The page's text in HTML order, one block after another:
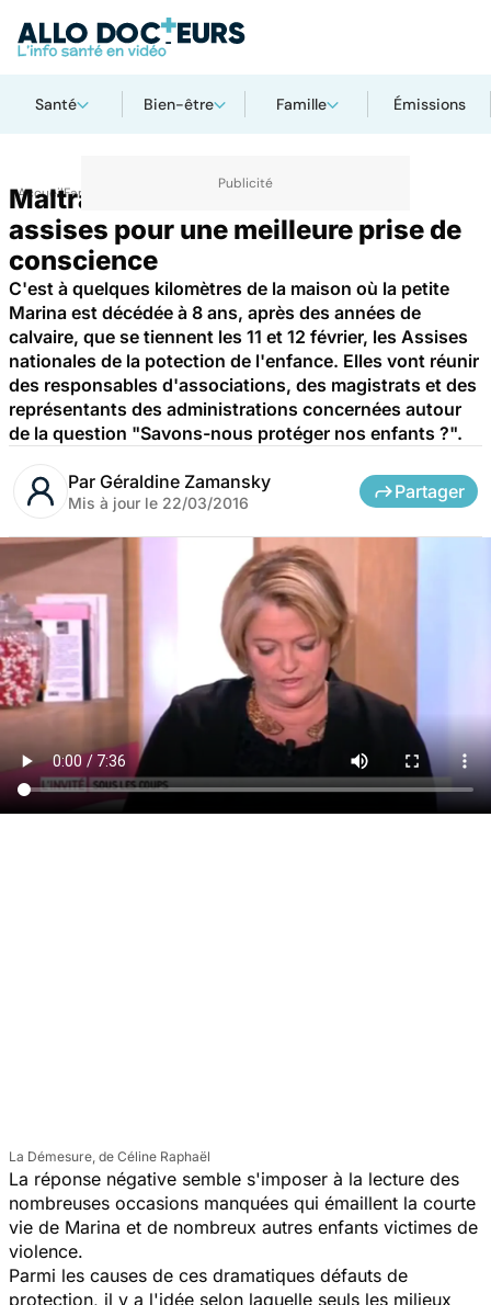
Santé Bien-être Famille Émissions
AccueilFamille
Maltraitance des enfants : des
assises pour une meilleure prise de
conscience
C'est à quelques kilomètres de la maison où la petite
Marina est décédée à 8 ans, après des années de
calvaire, que se tiennent les 11 et 12 février, les Assises
nationales de la potection de l'enfance. Elles vont réunir
des responsables d'associations, des magistrats et des
représentants des administrations concernées autour
de la question "Savons-nous protéger nos enfants ?".
Par Géraldine Zamansky
Mis à jour le 22/03/2016
Partager
La Démesure, de Céline Raphaël
La réponse négative semble s'imposer à la lecture des
nombreuses occasions manquées qui émaillent la courte
vie de Marina et de nombreux autres enfants victimes de
violence.
Parmi les causes de ces dramatiques défauts de
protection, il y a l'idée selon laquelle seuls les milieux